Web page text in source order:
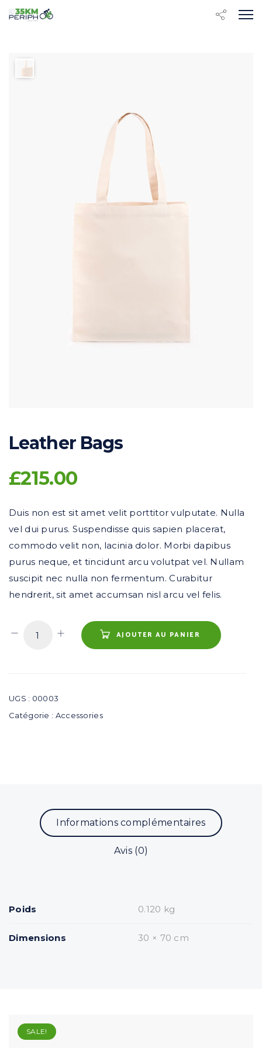
Leather Bags
£215.00
Duis non est sit amet velit porttitor vulputate. Nulla
vel dui purus. Suspendisse quis sapien placerat,
commodo velit non, lacinia dolor. Morbi dapibus
purus neque, et tincidunt arcu volutpat vel. Nullam
suscipit nec nulla non fermentum. Curabitur
hendrerit, sit amet accumsan nisl arcu vel felis.
AJOUTER AU PANIER
UGS : 00003
Catégorie : Accessories
Informations complémentaires
Avis (0)
Poids 0.120 kg
Dimensions 30 × 70 cm
SALE!